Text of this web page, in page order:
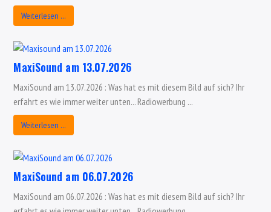
Weiterlesen …
MaxiSound am 13.07.2026
MaxiSound am 13.07.2026 : Was hat es mit diesem Bild auf sich? Ihr
erfahrt es wie immer weiter unten... Radiowerbung ...
Weiterlesen …
MaxiSound am 06.07.2026
MaxiSound am 06.07.2026 : Was hat es mit diesem Bild auf sich? Ihr